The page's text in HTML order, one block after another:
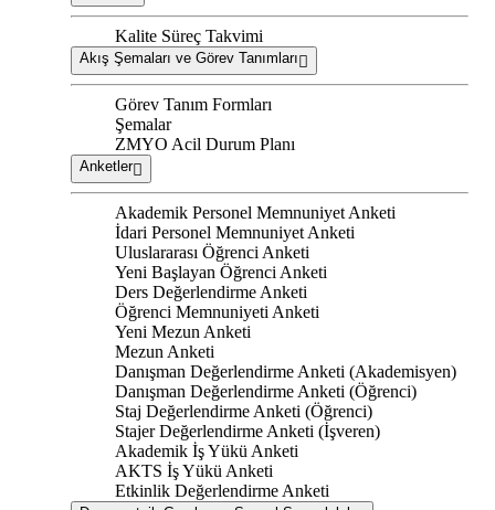
Kalite Süreç Takvimi
Akış Şemaları ve Görev Tanımları
Görev Tanım Formları
Şemalar
ZMYO Acil Durum Planı
Anketler
Akademik Personel Memnuniyet Anketi
İdari Personel Memnuniyet Anketi
Uluslararası Öğrenci Anketi
Yeni Başlayan Öğrenci Anketi
Ders Değerlendirme Anketi
Öğrenci Memnuniyeti Anketi
Yeni Mezun Anketi
Mezun Anketi
Danışman Değerlendirme Anketi (Akademisyen)
Danışman Değerlendirme Anketi (Öğrenci)
Staj Değerlendirme Anketi (Öğrenci)
Stajer Değerlendirme Anketi (İşveren)
Akademik İş Yükü Anketi
AKTS İş Yükü Anketi
Etkinlik Değerlendirme Anketi